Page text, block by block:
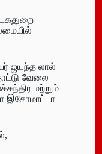
ஜயந்த லால்
வேலை
மற்றும்
இசோமாட்டா